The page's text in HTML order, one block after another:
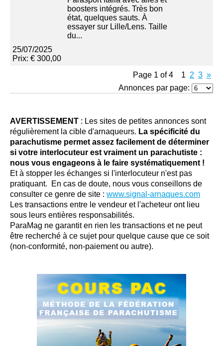
boosters intégrés. Très bon
état, quelques sauts. À
essayer sur Lille/Lens. Taille
du...
25/07/2025
Prix: € 300,00
Page 1 of 4
1 2 3 »
Annonces par page:
AVERTISSEMENT : Les sites de petites annonces sont
régulièrement la cible d'arnaqueurs. La spécificité du
parachutisme permet assez facilement de déterminer
si votre interlocuteur est vraiment un parachutiste :
nous vous engageons à le faire systématiquement !
Et à stopper les échanges si l'interlocuteur n'est pas
pratiquant. En cas de doute, nous vous conseillons de
consulter ce genre de site : www.signal-arnaques.com
Les transactions entre le vendeur et l'acheteur ont lieu
sous leurs entières responsabilités.
ParaMag ne garantit en rien les transactions et ne peut
être recherché à ce sujet pour quelque cause que ce soit
(non-conformité, non-paiement ou autre).